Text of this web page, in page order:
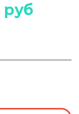
руб